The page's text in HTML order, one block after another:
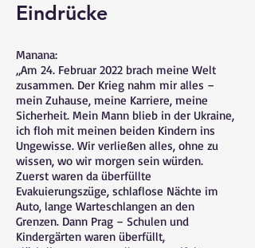
Eindrücke
Manana:
„Am 24. Februar 2022 brach meine Welt
zusammen. Der Krieg nahm mir alles –
mein Zuhause, meine Karriere, meine
Sicherheit. Mein Mann blieb in der Ukraine,
ich floh mit meinen beiden Kindern ins
Ungewisse. Wir verließen alles, ohne zu
wissen, wo wir morgen sein würden.
Zuerst waren da überfüllte
Evakuierungszüge, schlaflose Nächte im
Auto, lange Warteschlangen an den
Grenzen. Dann Prag – Schulen und
Kindergärten waren überfüllt,